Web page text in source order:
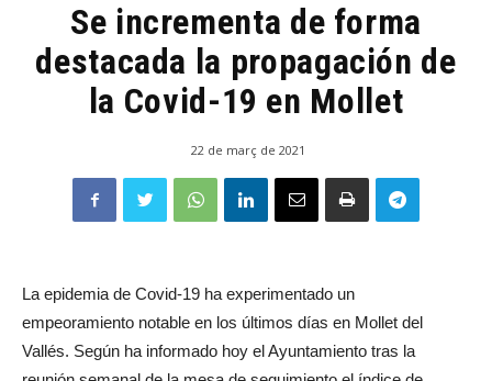
Se incrementa de forma
destacada la propagación de
la Covid-19 en Mollet
22 de març de 2021
La epidemia de Covid-19 ha experimentado un
empeoramiento notable en los últimos días en Mollet del
Vallés. Según ha informado hoy el Ayuntamiento tras la